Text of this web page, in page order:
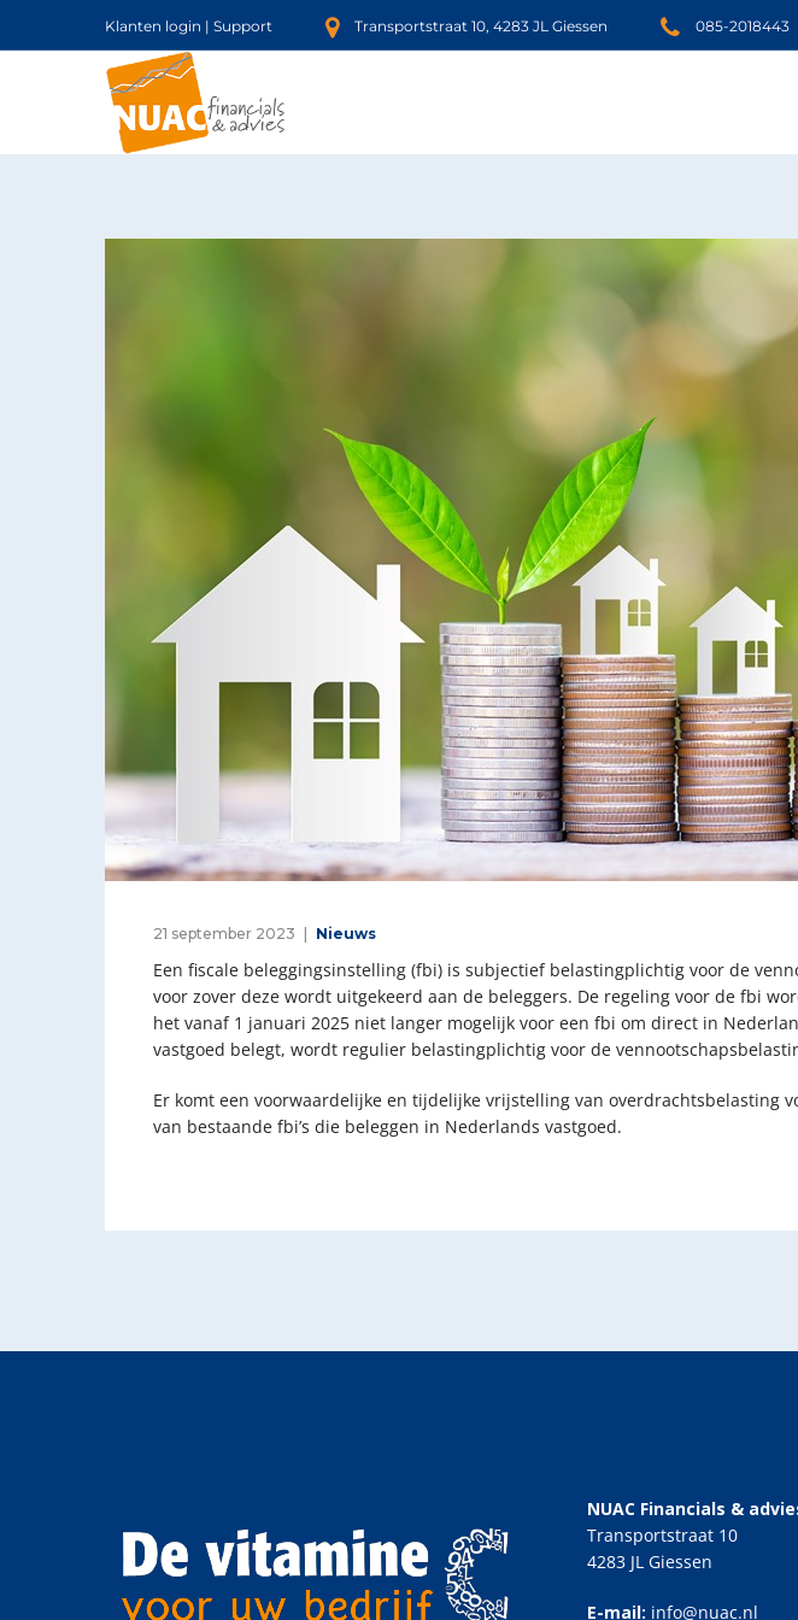
Klanten login | Support Transportstraat 10, 4283 JL Giessen 085-2018443
21 september 2023 Nieuws
Een fiscale beleggingsinstelling (fbi) is subjectief belastingplichtig voor de
voor zover deze wordt uitgekeerd aan de beleggers. De regeling voor de fbi
het vanaf 1 januari 2025 niet langer mogelijk voor een fbi om direct in
vastgoed belegt, wordt regulier belastingplichtig voor de
Er komt een voorwaardelijke en tijdelijke vrijstelling van
van bestaande fbi’s die beleggen in Nederlands vastgoed.
NUAC Financials &
Transportstraat 10
4283 JL Giessen
E-mail: info@nuac.nl